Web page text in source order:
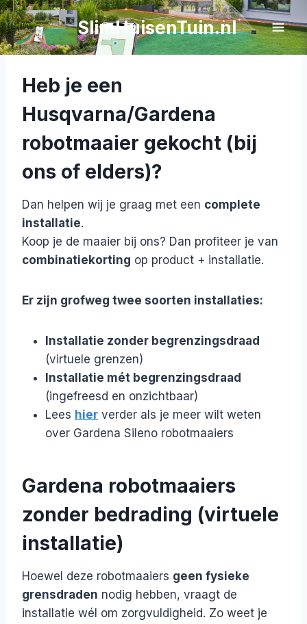
Doorgaan
naar
inhoud
SlimHuisenTuin.nl
Installatie robotmaaiers
Heb je een
Husqvarna/Gardena
robotmaaier gekocht (bij
ons of elders)?
Dan helpen wij je graag met een complete
installatie.
Koop je de maaier bij ons? Dan profiteer je van
combinatiekorting op product + installatie.
Er zijn grofweg twee soorten installaties:
Installatie zonder begrenzingsdraad
(virtuele grenzen)
Installatie mét begrenzingsdraad
(ingefreesd en onzichtbaar)
Lees hier verder als je meer wilt weten
over Gardena Sileno robotmaaiers
Gardena robotmaaiers
zonder bedrading (virtuele
installatie)
Hoewel deze robotmaaiers geen fysieke
grensdraden nodig hebben, vraagt de
installatie wél om zorgvuldigheid. Zo weet je